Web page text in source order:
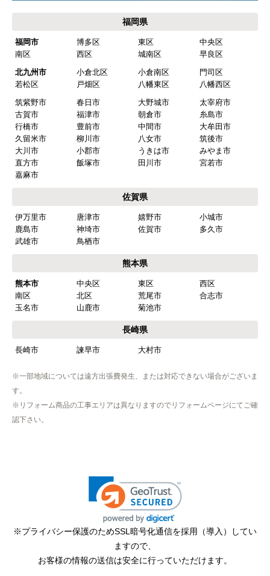
予定の期日までに商品が届きましたか？
商品の梱包は必要十分なものでしたか？
またこのショップを利用したいですか？
文時期】2026年03月頃（モバイルから）
【このショップを選んだ理由は？】
商品価格がお手頃だった
【注文からどのくらいで届きましたか？】
忘れました
【その他感想・コメント】
工事は土曜日に申し込んだが、
たので、仕事を1日休まなければならなかった。
hisahisa229 さん
ショップからの連絡や対応は適切でしたか？
予定の期日までに商品が届きましたか？
はい
商品の梱包は必要十分なものでしたか？
はい
福岡県
福岡市 博多区 東区
中央区
南区
西区 城南区
早良区
北九州市
小倉北区 小倉南区
門司区
若松区
戸畑区 八幡東区
八幡西区
筑紫野市
春日市 大野城市
太宰府市
古賀市
福津市 朝倉市
糸島市
行橋市
豊前市 中間市
大牟田市
久留米市
柳川市 八女市
筑後市
大川市
小郡市 うきは市
みやま市
直方市
飯塚市 田川市
宮若市
嘉麻市
佐賀県
伊万里市 唐津市 嬉野市
小城市
鹿島市
神埼市 佐賀市
多久市
武雄市
鳥栖市
熊本県
熊本市 中央区 東区
西区
南区
北区 荒尾市
合志市
玉名市
山鹿市 菊池市
長崎県
長崎市 諫早市 大村市
※一部地域については遠方出張費発生、または対応できない場合がございま
す。
※リフォーム商品の工事エリアは異なりますのでリフォームページにてご確
認下さい。
※プライバシー保護のためSSL暗号化通信を採用（導入）してい
ますので、
お客様の情報の送信は安全に行っていただけます。